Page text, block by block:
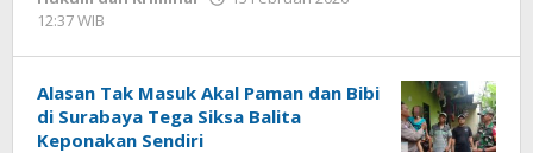
12:37 WIB
Alasan Tak Masuk Akal Paman dan Bibi
di Surabaya Tega Siksa Balita
Keponakan Sendiri